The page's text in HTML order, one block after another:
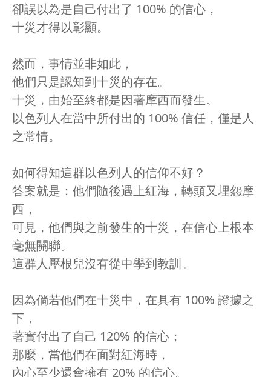
卻誤以為是自己付出了 100% 的信心，
十災才得以彰顯。
然而，事情並非如此，
他們只是認知到十災的存在。
十災，由始至終都是因著摩西而發生。
以色列人在當中所付出的 100% 信任，僅是人
之常情。
如何得知這群以色列人的信仰不好？
答案就是：他們隨後遇上紅海，轉頭又埋怨摩
西，
可見，他們與之前發生的十災，在信心上根本
毫無關聯。
這群人壓根兒沒有從中學到教訓。
因為倘若他們在十災中，在具有 100% 證據之
下，
著實付出了自己 120% 的信心；
那麼，當他們在面對紅海時，
內心至少還會擁有 20% 的信心。